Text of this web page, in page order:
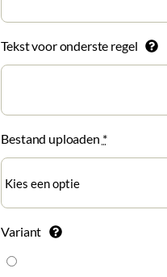
Tekst voor onderste regel
Bestand uploaden *
Variant